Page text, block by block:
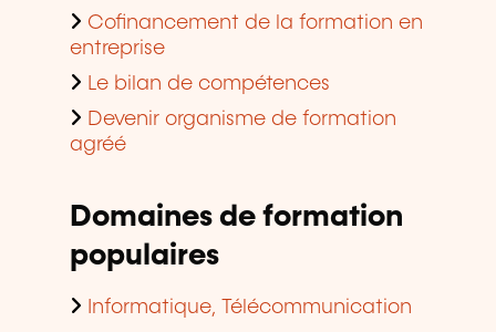
Cofinancement de la formation en
entreprise
Le bilan de compétences
Devenir organisme de formation
agréé
Domaines de formation
populaires
Informatique, Télécommunication